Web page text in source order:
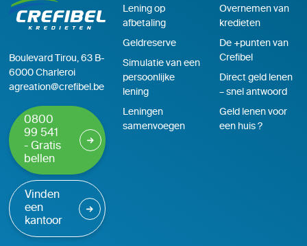
Boulevard Tirou, 63 B-
6000 Charleroi
agreation@crefibel.be
0800
99 541
- Gratis
bellen
Vinden
een
kantoor
Lening op
afbetaling
Geldreserve
Simulatie van een
persoonlijke
lening
Leningen
samenvoegen
Overnemen van
kredieten
De +punten van
Crefibel
Direct geld lenen
– snel antwoord
Geld lenen voor
een huis ?